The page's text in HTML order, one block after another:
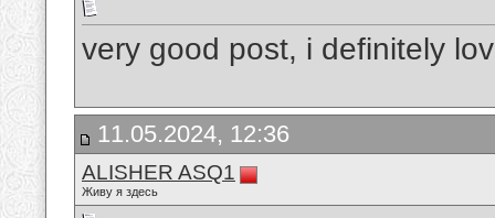
very good post, i definitely
11.05.2024, 12:36
ALISHER ASQ1
Живу я здесь